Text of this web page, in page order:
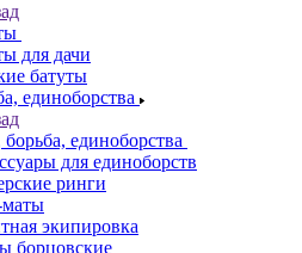
для дачи
батуты
единоборства
борьба, единоборства
для единоборств
ринги
маты
экипировка
борцовские